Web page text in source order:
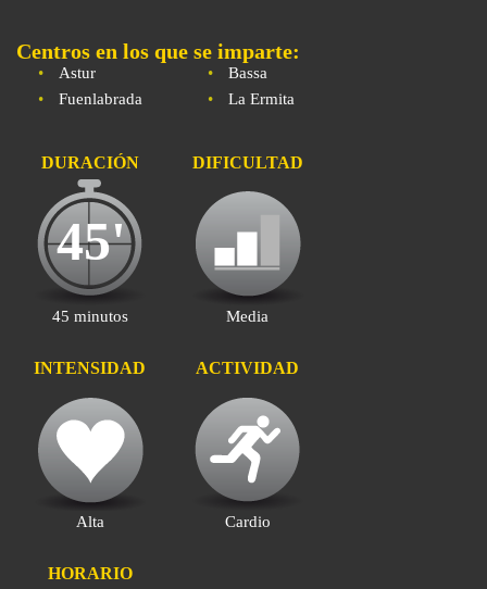
Centros en los que se imparte:
Astur
Fuenlabrada
Bassa
La Ermita
DURACIÓN
45'
45 minutos
DIFICULTAD
Media
INTENSIDAD
Alta
ACTIVIDAD
Cardio
HORARIO